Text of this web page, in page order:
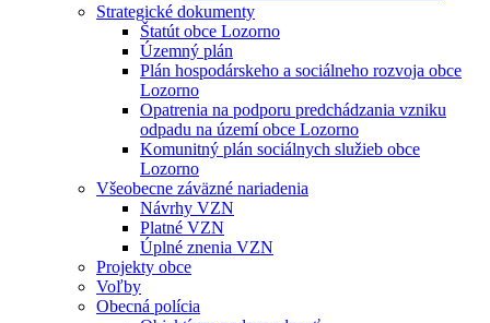
Strategické dokumenty
Štatút obce Lozorno
Územný plán
Plán hospodárskeho a sociálneho rozvoja obce
Lozorno
Opatrenia na podporu predchádzania vzniku
odpadu na území obce Lozorno
Komunitný plán sociálnych služieb obce
Lozorno
Všeobecne záväzné nariadenia
Návrhy VZN
Platné VZN
Úplné znenia VZN
Projekty obce
Voľby
Obecná polícia